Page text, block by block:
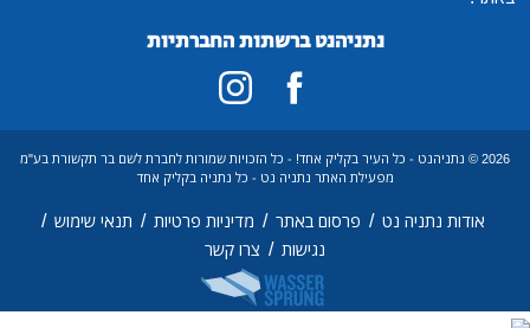
נתניהנט ברשתות החברתיות
2026 © נתניהנט - כל העיר בקליק אחד! - כל הזכויות שמורות לחברת לשם בר תקשורת בע"מ
מפעילת האתר נתניה נט - כל נתניה בקליק אחד
אודות נתניה נט / פרסום באתר / מדיניות פרטיות / תנאי שימוש /
נגישות / צרו קשר